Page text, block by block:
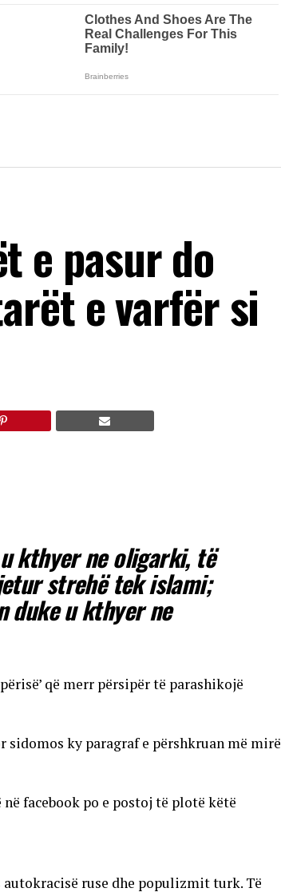
e pasur do
e varfër si
kthyer ne oligarki, të
strehë tek islami;
duke u kthyer ne
që merr përsipër të parashikojë
sidomos ky paragraf e përshkruan më mirë
facebook po e postoj të plotë këtë
ruse dhe populizmit turk. Të